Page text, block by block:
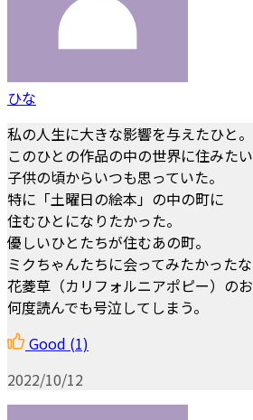
ひな
私の人生に大きな影響を与えたひと。
このひとの作品の中の世界に住みた
子供の頃からいつも思っていた。
特に「土曜日の絵本」の中の町に
住むひとになりたかった。
優しいひとたちが住むあの町。
ミクちゃんたちに会ってみたかったな
花菱草（カリフォルニアポピー）の
何度読んでも号泣してしまう。
Good (1)
2022/10/12